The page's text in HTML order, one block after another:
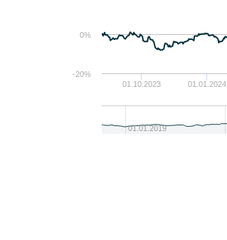
01.10.2023 01.01.2024
01.01.2019
-20%
0%